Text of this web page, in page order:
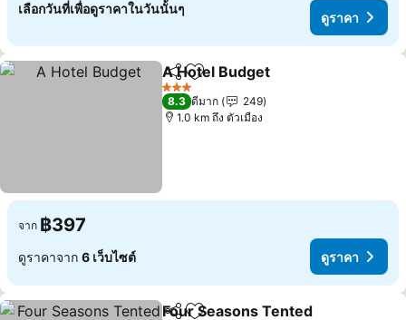
เลือกวันที่เพื่อดูราคาในวันนั้นๆ
ดูราคา
แชร์ เพิ่มในรายการโปรด
A Hotel Budget
3 ดาว
8.3 ดีมาก
249
1.0 km ถึง ตัวเมือง
จาก ฿397
ดูราคาจาก 6 เว็บไซต์ ดูราคา
Four Seasons Tented